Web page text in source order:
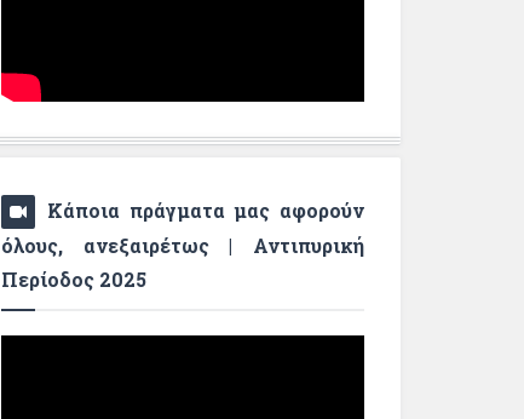
Κάποια πράγματα μας αφορούν
όλους, ανεξαιρέτως | Αντιπυρική
Περίοδος 2025